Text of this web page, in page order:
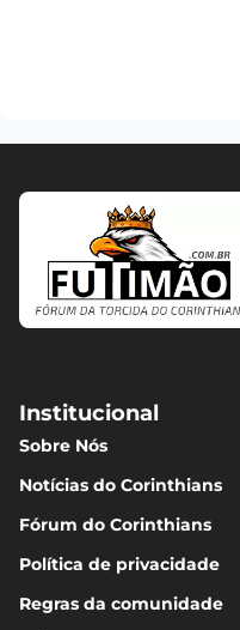
Institucional
Sobre Nós
Notícias do Corinthians
Fórum do Corinthians
Política de privacidade
Regras da comunidade